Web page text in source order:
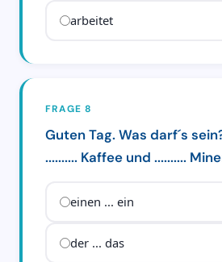
arbeitet
FRAGE 8
Guten Tag. Was darf´s
.......... Kaffee und ..........
einen ... ein
der ... das